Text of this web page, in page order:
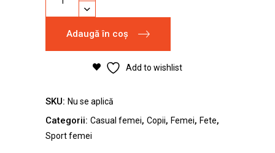
sport
Swift
Pink
Adaugă în coș
Add to wishlist
SKU: Nu se aplică
Categorii: Casual femei, Copii, Femei, Fete,
Sport femei